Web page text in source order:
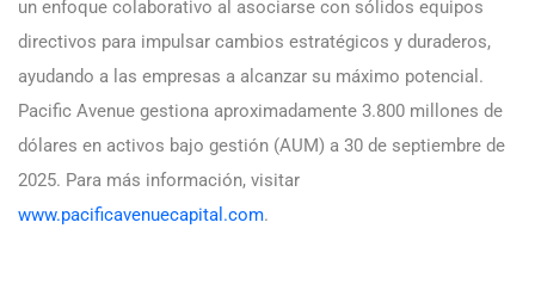
un enfoque colaborativo al asociarse con sólidos equipos
directivos para impulsar cambios estratégicos y duraderos,
ayudando a las empresas a alcanzar su máximo potencial.
Pacific Avenue gestiona aproximadamente 3.800 millones de
dólares en activos bajo gestión (AUM) a 30 de septiembre de
2025. Para más información, visitar
www.pacificavenuecapital.com.